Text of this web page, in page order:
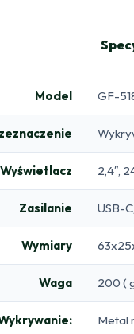
Model GF-
Wyświetlacz 2,4″,
Zasilanie USB-
Wymiary
Waga 200 (
Metal